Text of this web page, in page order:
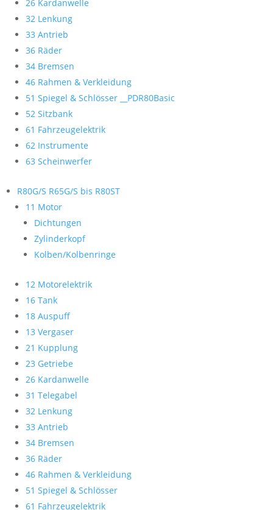
26 Kardanwelle
32 Lenkung
33 Antrieb
36 Räder
34 Bremsen
46 Rahmen & Verkleidung
51 Spiegel & Schlösser __PDR80Basic
52 Sitzbank
61 Fahrzeugelektrik
62 Instrumente
63 Scheinwerfer
R80G/S R65G/S bis R80ST
11 Motor
Dichtungen
Zylinderkopf
Kolben/Kolbenringe
12 Motorelektrik
16 Tank
18 Auspuff
13 Vergaser
21 Kupplung
23 Getriebe
26 Kardanwelle
31 Telegabel
32 Lenkung
33 Antrieb
34 Bremsen
36 Räder
46 Rahmen & Verkleidung
51 Spiegel & Schlösser
61 Fahrzeugelektrik